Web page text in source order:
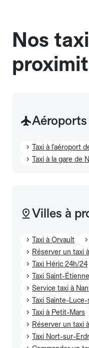
Nos
Aéroports
Taxi à l'aéroport
Taxi à la gare de
Villes à
Taxi à Orvault
Réserver un taxi
Taxi Héric 24h/24
Taxi Saint-
Service taxi à
Taxi Sainte-
Taxi à Petit-Mars
Réserver un taxi
Taxi Nort-sur-